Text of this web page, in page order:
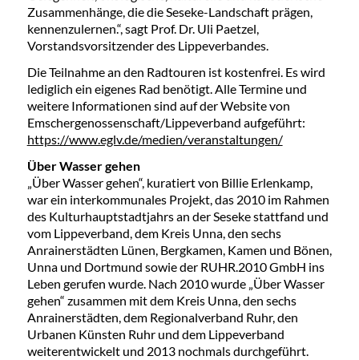
Zusammenhänge, die die Seseke-Landschaft prägen,
kennenzulernen.“, sagt Prof. Dr. Uli Paetzel,
Vorstandsvorsitzender des Lippeverbandes.
Die Teilnahme an den Radtouren ist kostenfrei. Es wird
lediglich ein eigenes Rad benötigt. Alle Termine und
weitere Informationen sind auf der Website von
Emschergenossenschaft/Lippeverband aufgeführt:
https://www.eglv.de/medien/veranstaltungen/
Über Wasser gehen
„Über Wasser gehen“, kuratiert von Billie Erlenkamp,
war ein interkommunales Projekt, das 2010 im Rahmen
des Kulturhauptstadtjahrs an der Seseke stattfand und
vom Lippeverband, dem Kreis Unna, den sechs
Anrainerstädten Lünen, Bergkamen, Kamen und Bönen,
Unna und Dortmund sowie der RUHR.2010 GmbH ins
Leben gerufen wurde. Nach 2010 wurde „Über Wasser
gehen“ zusammen mit dem Kreis Unna, den sechs
Anrainerstädten, dem Regionalverband Ruhr, den
Urbanen Künsten Ruhr und dem Lippeverband
weiterentwickelt und 2013 nochmals durchgeführt.